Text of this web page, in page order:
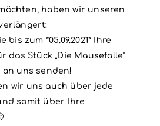
haben wir unseren
zum *05.09.2021* Ihre
das Stück „Die Mausefalle“
uns senden!
wir uns auch über jede
somit über Ihre